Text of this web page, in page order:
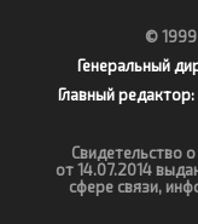
©
Генеральный
Главный редактор:
Свидетельство
от 14.07.2014
сфере связи,